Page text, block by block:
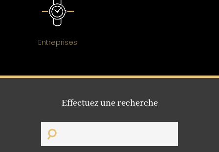
Entreprises
Effectuez une recherche